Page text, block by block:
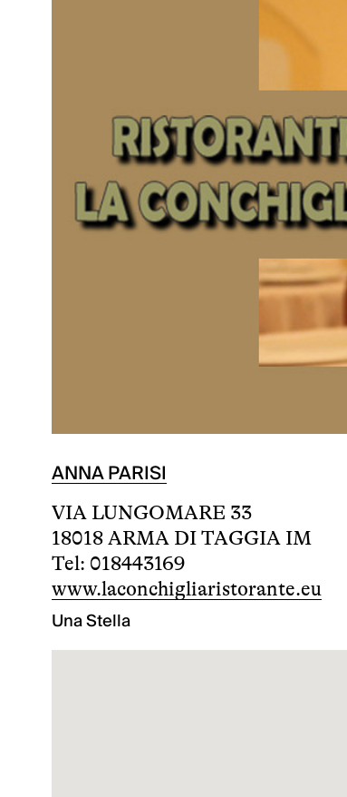
ANNA PARISI
VIA LUNGOMARE 33
18018 ARMA DI TAGGIA IM
Tel: 018443169
www.laconchigliaristorante.eu
Una Stella